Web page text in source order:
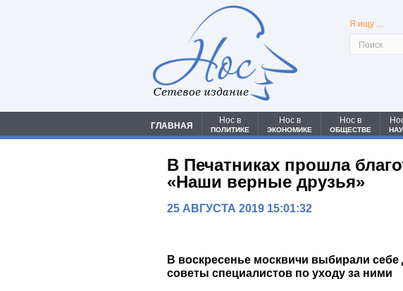
Сетевое издание
Я ищу ...
ГЛАВНАЯ
Нос в
ПОЛИТИКЕ
Нос в
ЭКОНОМИКЕ
Нос в
ОБЩЕСТВЕ
В Печатниках прошла
«Наши верные друзья»
25 АВГУСТА 2019 15:01:32
В воскресенье москвичи выбирали
советы специалистов по уходу за ними